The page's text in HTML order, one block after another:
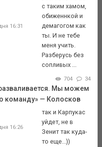
16:31
с таким хамом,
обиженнкой и
демагогом как
ты. И не тебе
меня учить.
Разберусь без
сопливых ...
704 34
Мы можем
команду» — Колосков
16:26
так и Карпукас
уйдет, не в
Зенит так куда-
то еще...))